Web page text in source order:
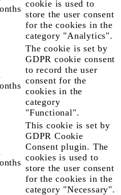
cookie is used to
store the user consent
for the cookies in the
category "Analytics".
The cookie is set by
GDPR cookie consent
to record the user
consent for the
cookies in the
category
"Functional".
This cookie is set by
GDPR Cookie
Consent plugin. The
cookies is used to
store the user consent
for the cookies in the
category "Necessary".